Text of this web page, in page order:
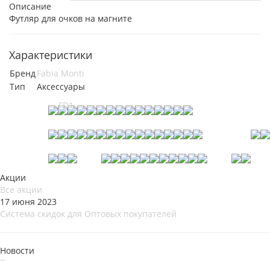
Описание
Футляр для очков на магните
Характеристики
БрендFabia Monti
Тип
Аксессуары
Акции
Все акции
17 июня 2023
Система скидок для Оптовых покупателей
Новости